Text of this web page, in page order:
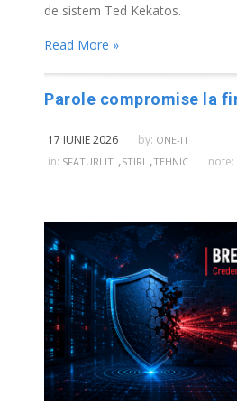
de sistem Ted Kekatos.
Read More »
17 IUNIE 2026 by: ONE-IT
in: SFATURI IT ,STIRI ,TEHNIC note: